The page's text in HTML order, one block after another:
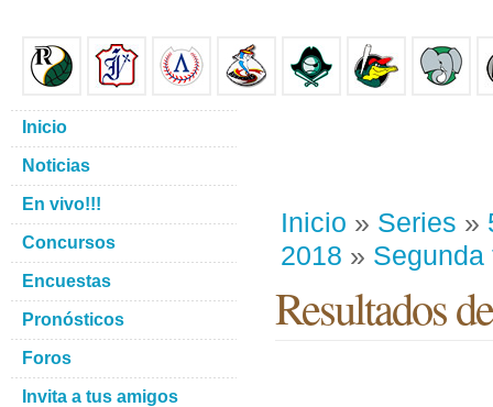
Inicio » Series »
2018 » Segunda
Resultados
Inicio
Noticias
En vivo!!!
Concursos
Encuestas
Pronósticos
Foros
Invita a tus amigos